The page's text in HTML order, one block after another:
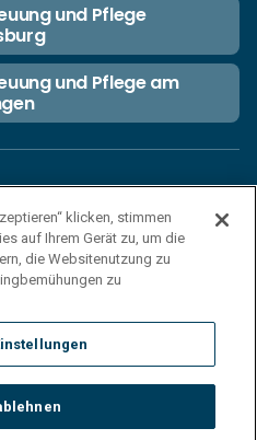
und Pflege
und Pflege am
klicken, stimmen
auf Ihrem Gerät zu, um die
die Websitenutzung zu
zu